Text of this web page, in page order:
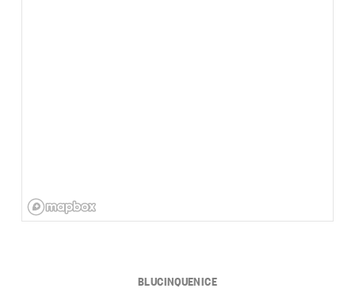
BLUCINQUENICE